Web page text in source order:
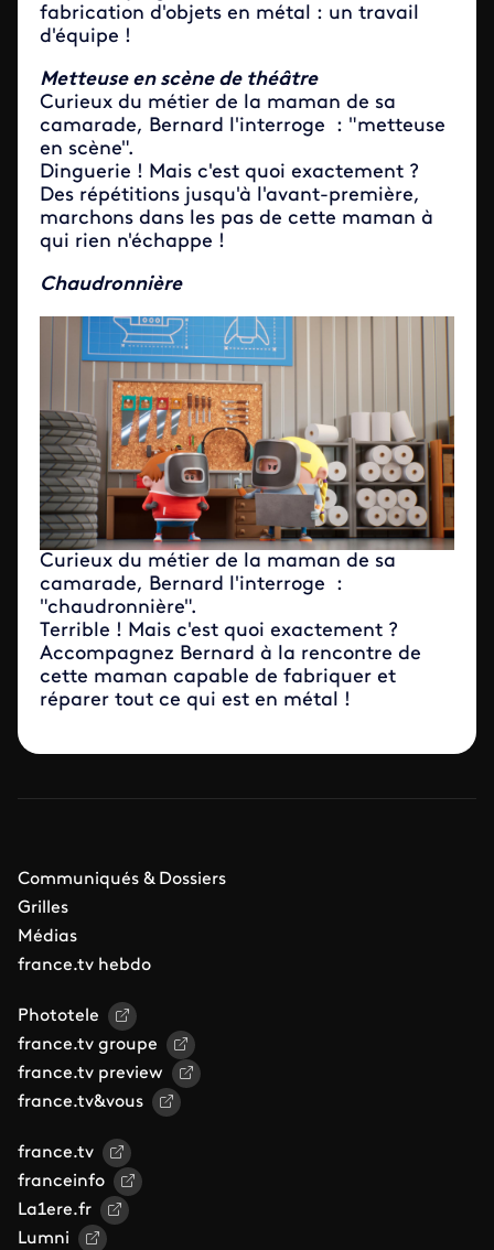
fabrication d'objets en métal : un travail
d'équipe !
Metteuse en scène de théâtre
Curieux du métier de la maman de sa
camarade, Bernard l'interroge : "metteuse
en scène".
Dinguerie ! Mais c'est quoi exactement ?
Des répétitions jusqu'à l'avant-première,
marchons dans les pas de cette maman à
qui rien n'échappe !
Chaudronnière
Curieux du métier de la maman de sa
camarade, Bernard l'interroge :
"chaudronnière".
Terrible ! Mais c'est quoi exactement ?
Accompagnez Bernard à la rencontre de
cette maman capable de fabriquer et
réparer tout ce qui est en métal !
Communiqués & Dossiers
Grilles
Médias
france.tv hebdo
Phototele
france.tv groupe
france.tv preview
france.tv&vous
france.tv
franceinfo
La1ere.fr
Lumni